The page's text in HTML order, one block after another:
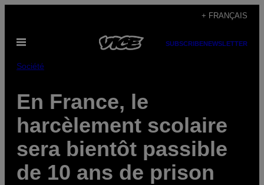
content
+ FRANÇAIS
Open
SUBSCRIBENEWSLETTER
Société
En France, le
harcèlement scolaire
sera bientôt passible
de 10 ans de prison